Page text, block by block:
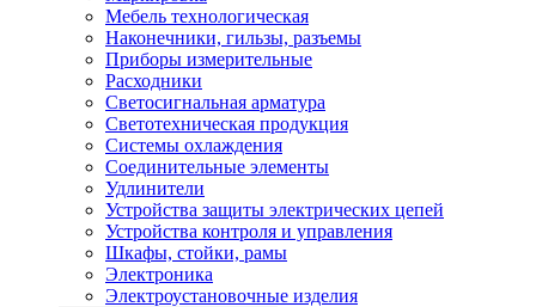
Мебель технологическая
Наконечники, гильзы, разъемы
Приборы измерительные
Расходники
Светосигнальная арматура
Светотехническая продукция
Системы охлаждения
Соединительные элементы
Удлинители
Устройства защиты электрических цепей
Устройства контроля и управления
Шкафы, стойки, рамы
Электроника
Электроустановочные изделия